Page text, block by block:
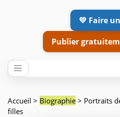
💛 Faire
Publier
Accueil > Biographie > Portraits
filles